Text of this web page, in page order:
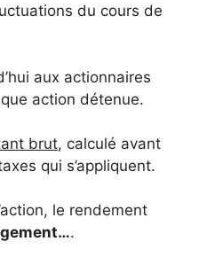
du cours de
aux actionnaires
action détenue.
brut, calculé avant
qui s’appliquent.
le rendement
.